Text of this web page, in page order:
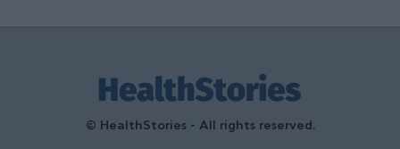
© HealthStories - All rights reserved.